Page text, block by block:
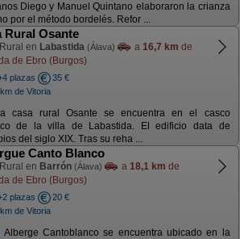
Diego y Manuel Quintano elaboraron la crianza
por el método bordelés. Refor ...
Rural Osante
en Labastida (Álava) a 16,7 km de
de Ebro (Burgos)
plazas
35 €
de Vitoria
casa rural Osante se encuentra en el casco
de la villa de Labastida. El edificio data de
del siglo XIX. Tras su reha ...
Canto Blanco
en Barrón (Álava) a 18,1 km de
de Ebro (Burgos)
plazas
20 €
de Vitoria
Alberge Cantoblanco se encuentra ubicado en la